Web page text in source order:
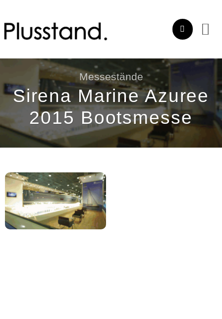
Inhalt
springen
Messestände
Sirena Marine Azuree
2015 Bootsmesse